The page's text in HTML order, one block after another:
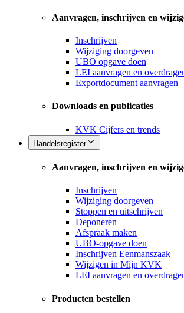
Aanvragen, inschrijven en
Inschrijven
Wijziging doorgeven
UBO opgave doen
LEI aanvragen en
Exportdocument aanvragen
Downloads en publicaties
KVK Cijfers en trends
Handelsregister
Aanvragen, inschrijven en
Inschrijven
Wijziging doorgeven
Stoppen en uitschrijven
Deponeren
Afspraak maken
UBO-opgave doen
Inschrijven Eenmanszaak
Wijzigen in Mijn KVK
LEI aanvragen en
Producten bestellen